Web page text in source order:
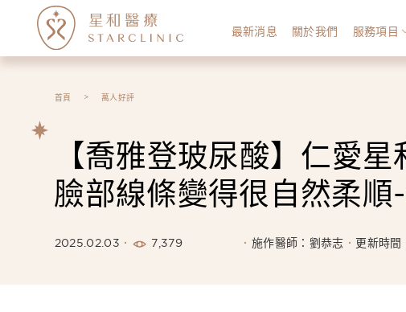
最新消息 關於我們 服務項目
首頁 萬人好評
【喬雅登玻尿酸】仁愛
臉部線條變得很自然柔順
2025.02.03 7,379 施作醫師：劉恭志 更新時